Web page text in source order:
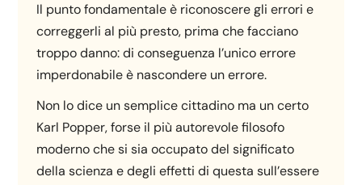
Il punto fondamentale è riconoscere gli errori e
correggerli al più presto, prima che facciano
troppo danno: di conseguenza l’unico errore
imperdonabile è nascondere un errore.
Non lo dice un semplice cittadino ma un certo
Karl Popper, forse il più autorevole filosofo
moderno che si sia occupato del significato
della scienza e degli effetti di questa sull’essere